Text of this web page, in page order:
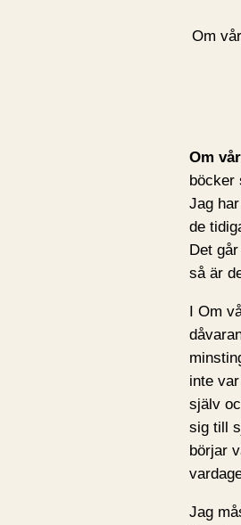
Om
Om
böcker
Jag
de
Det
så är
I Om
inte
själv
sig till
börjar
Jag